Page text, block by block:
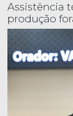
Assistência
produção